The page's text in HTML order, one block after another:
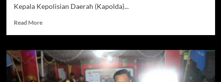
Kepala Kepolisian Daerah (Kapolda)...
Read MoreRead
Sudah
Tepat
Kapolri
Tunjuk